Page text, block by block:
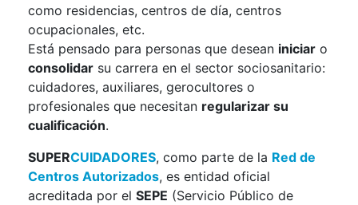
como residencias, centros de día, centros
ocupacionales, etc.
Está pensado para personas que desean iniciar o
consolidar su carrera en el sector sociosanitario:
cuidadores, auxiliares, gerocultores o
profesionales que necesitan regularizar su
cualificación.
SUPERCUIDADORES, como parte de la Red de
Centros Autorizados, es entidad oficial
acreditada por el SEPE (Servicio Público de